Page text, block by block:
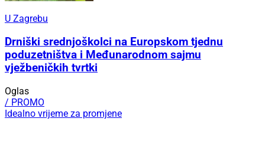
U Zagrebu
Drniški srednjoškolci na Europskom tjednu
poduzetništva i Međunarodnom sajmu
vježbeničkih tvrtki
Oglas
/ PROMO
Idealno vrijeme za promjene